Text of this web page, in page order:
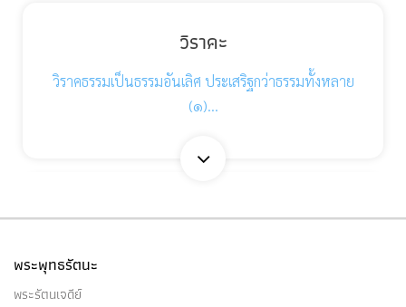
วิราคะ
วิราคธรรมเป็นธรรมอันเลิศ ประเสริฐกว่าธรรมทั้งหลาย
(๑)…
วิญญาณธาตุ
วิญญาณธาตุ เป็นไฉน (๑) จักขุวิญญาณธาตุ โสต
พระพุทธรัตนะ
พระรัตนเจดีย์